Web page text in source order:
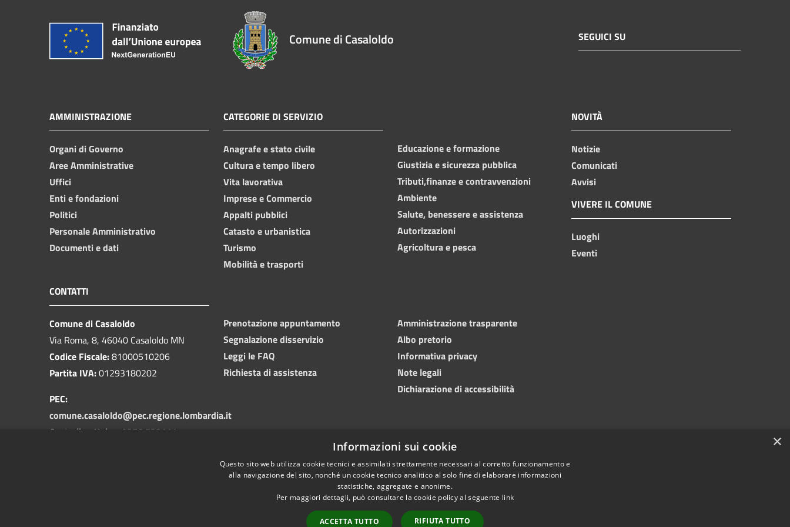
Comune di Casaloldo SEGUICI SU
AMMINISTRAZIONE
Organi di Governo
Aree Amministrative
Uffici
Enti e fondazioni
Politici
Personale Amministrativo
Documenti e dati
CATEGORIE DI SERVIZIO
Anagrafe e stato civile
Cultura e tempo libero
Vita lavorativa
Imprese e Commercio
Appalti pubblici
Catasto e urbanistica
Turismo
Mobilità e trasporti
Educazione e formazione
Giustizia e sicurezza pubblica
Tributi,finanze e contravvenzioni
Ambiente
Salute, benessere e assistenza
Autorizzazioni
Agricoltura e pesca
NOVITÀ
Notizie
Comunicati
Avvisi
VIVERE IL COMUNE
Luoghi
Eventi
CONTATTI
Comune di Casaloldo
Via Roma, 8, 46040 Casaloldo MN
Codice Fiscale:81000510206
Partita IVA:01293180202
PEC:
comune.casaloldo@pec.regione.lombardia.it
Centralino Unico: 0376 732111
Prenotazione appuntamento
Segnalazione disservizio
Leggi le FAQ
Richiesta di assistenza
Amministrazione trasparente
Albo pretorio
Informativa privacy
Note legali
Dichiarazione di accessibilità
×
Informazioni sui cookie
Questo sito web utilizza cookie tecnici e assimilati strettamente necessari al corretto funzionamento e
alla navigazione del sito, nonché un cookie tecnico analitico al solo fine di elaborare informazioni
statistiche, aggregate e anonime.
Per maggiori dettagli, può consultare la cookie policy al seguente link
ACCETTA TUTTO RIFIUTA TUTTO